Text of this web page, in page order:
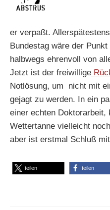
er verpaßt.
Bundestag wäre der
halbwegs ehrenvoll von
Jetzt ist der freiwillige
Notlösung, um nicht mit
gejagt zu werden. In ein
einer echten Doktorarbeit,
Wettertanne vielleicht
aber ist erstmal Schluß
teilen teilen